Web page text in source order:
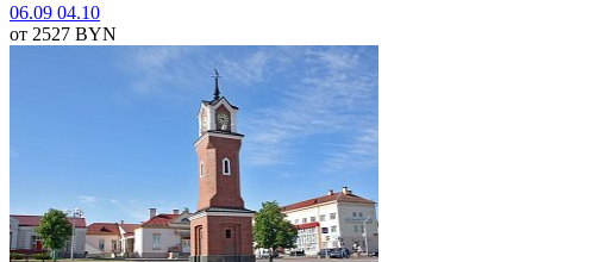
06.09 04.10
от 2527 BYN